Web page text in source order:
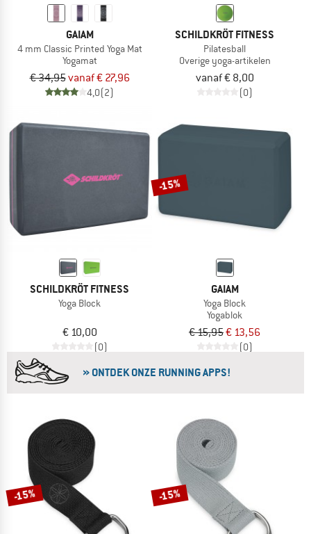
GAIAM
4 mm Classic Printed Yoga Mat
Yogamat
€ 34,95vanaf € 27,96
4,0(2)
SCHILDKRÖT FITNESS
Pilatesball
Overige yoga-artikelen
vanaf € 8,00
(0)
SCHILDKRÖT FITNESS
Yoga Block
€ 10,00
(0)
-15%
GAIAM
Yoga Block
Yogablok
€ 15,95€ 13,56
(0)
» ONTDEK ONZE RUNNING APPS!
-15% -15%